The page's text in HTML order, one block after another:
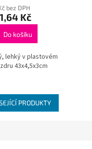
bez DPH
Kč
Do košíku
lehký v plastovém
43x4,5x3cm
PRODUKTY